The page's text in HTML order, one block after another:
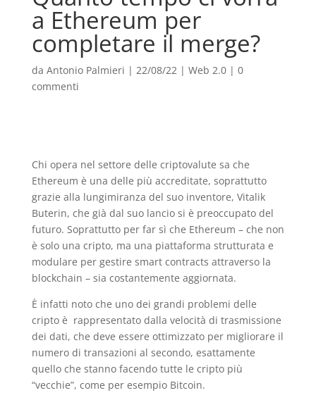
a Ethereum per
completare il merge?
da Antonio Palmieri | 22/08/22| Web 2.0| 0
commenti
Chi opera nel settore delle criptovalute sa che
Ethereum è una delle più accreditate, soprattutto
grazie alla lungimiranza del suo inventore, Vitalik
Buterin, che già dal suo lancio si è preoccupato del
futuro. Soprattutto per far sì che Ethereum – che non
è solo una cripto, ma una piattaforma strutturata e
modulare per gestire smart contracts attraverso la
blockchain – sia costantemente aggiornata.
È infatti noto che uno dei grandi problemi delle
cripto è rappresentato dalla velocità di trasmissione
dei dati, che deve essere ottimizzato per migliorare il
numero di transazioni al secondo, esattamente
quello che stanno facendo tutte le cripto più
“vecchie”, come per esempio Bitcoin.